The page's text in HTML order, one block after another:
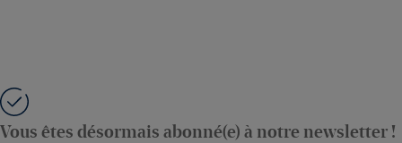
Vous êtes désormais abonné(e) à notre newsletter !